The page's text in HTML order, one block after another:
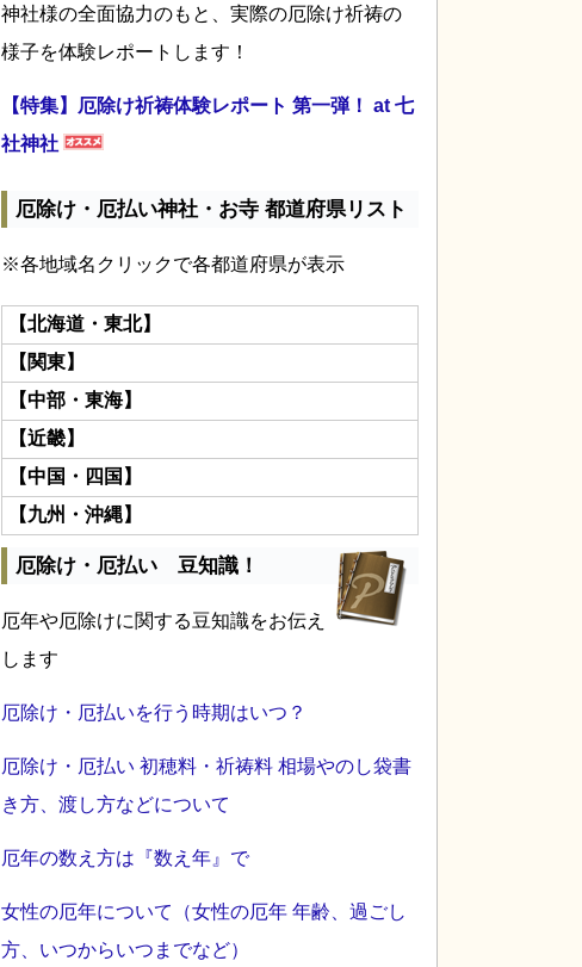
神社様の全面協力のもと、実際の厄除け祈祷の
様子を体験レポートします！
【特集】厄除け祈祷体験レポート 第一弾！ at 七
社神社
厄除け・厄払い神社・お寺 都道府県リスト
※各地域名クリックで各都道府県が表示
【北海道・東北】
【関東】
【中部・東海】
【近畿】
【中国・四国】
【九州・沖縄】
厄除け・厄払い 豆知識！
厄年や厄除けに関する豆知識をお伝え
します
厄除け・厄払いを行う時期はいつ？
厄除け・厄払い 初穂料・祈祷料 相場やのし袋書
き方、渡し方などについて
厄年の数え方は『数え年』で
女性の厄年について（女性の厄年 年齢、過ごし
方、いつからいつまでなど）